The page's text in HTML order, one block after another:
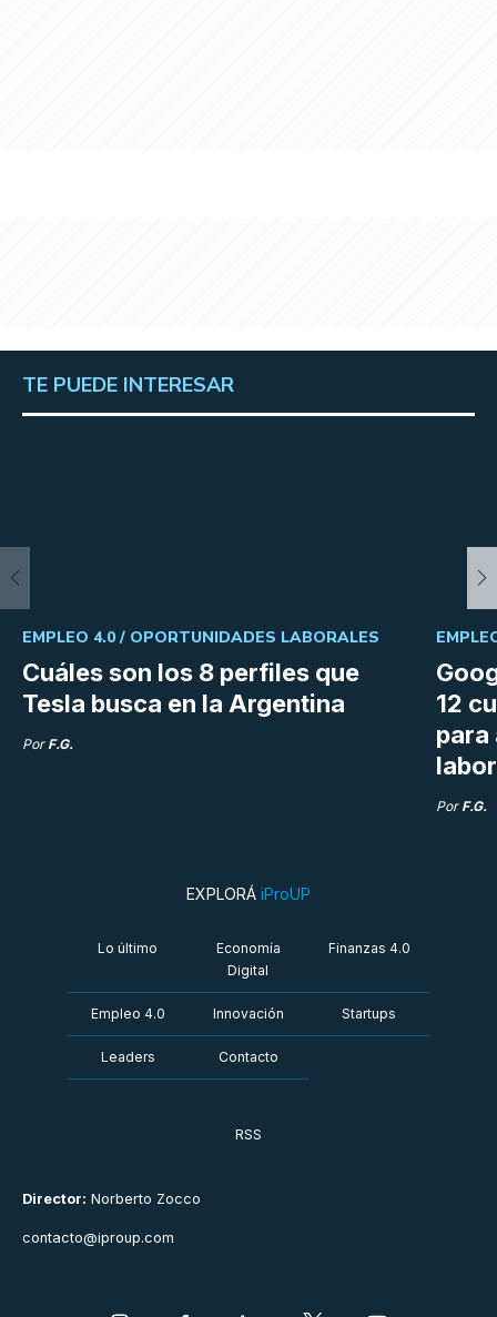
TE PUEDE INTERESAR
Cuáles son los 8 perfiles que
Tesla busca en la Argentina
EMPLEO 4.0 / OPORTUNIDADES LABORALES
Por F.G.
12
para
Por F.G.
Director: Norberto Zocco
contacto@iproup.com
EXPLORÁ iProUP
Lo último
Economía
Digital
Finanzas 4.0
Empleo 4.0 Innovación Startups
Leaders Contacto
RSS